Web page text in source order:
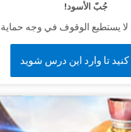
جُبّ الأسود!
يستطيع الوقوف في وجه حماية
تا وارد این درس شوید